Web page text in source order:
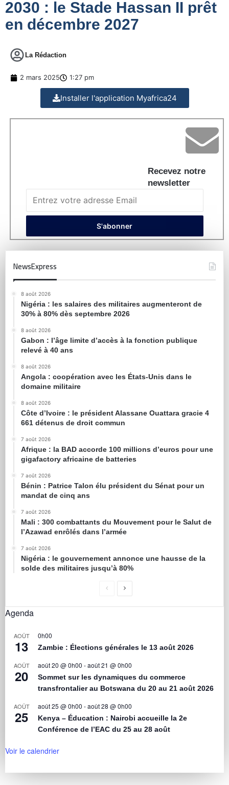
2030 : le Stade Hassan II prêt
en décembre 2027
La Rédaction
2 mars 2025 1:27 pm
Installer l'application Myafrica24
Recevez notre
newsletter
NewsExpress
8 août 2026
Nigéria : les salaires des militaires augmenteront de
30% à 80% dès septembre 2026
8 août 2026
Gabon : l’âge limite d’accès à la fonction publique
relevé à 40 ans
8 août 2026
Angola : coopération avec les États-Unis dans le
domaine militaire
8 août 2026
Côte d’Ivoire : le président Alassane Ouattara gracie 4
661 détenus de droit commun
7 août 2026
Afrique : la BAD accorde 100 millions d’euros pour une
gigafactory africaine de batteries
7 août 2026
Bénin : Patrice Talon élu président du Sénat pour un
mandat de cinq ans
7 août 2026
Mali : 300 combattants du Mouvement pour le Salut de
l’Azawad enrôlés dans l’armée
7 août 2026
Nigéria : le gouvernement annonce une hausse de la
solde des militaires jusqu’à 80%
Agenda
AOÛT
13
0h00
Zambie : Élections générales le 13 août 2026
AOÛT
20
août 20 @ 0h00 -août 21 @ 0h00
Sommet sur les dynamiques du commerce
transfrontalier au Botswana du 20 au 21 août 2026
AOÛT
25
août 25 @ 0h00 -août 28 @ 0h00
Kenya – Éducation : Nairobi accueille la 2e
Conférence de l’EAC du 25 au 28 août
Voir le calendrier